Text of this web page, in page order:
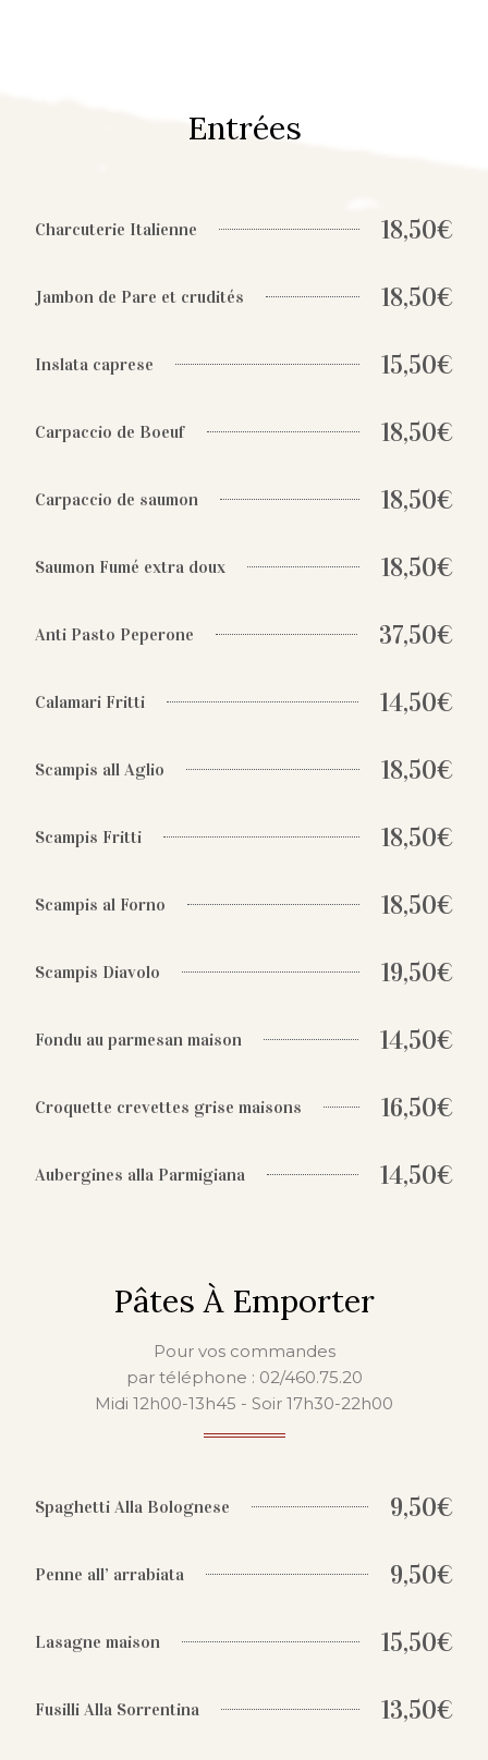
Entrées
Charcuterie Italienne 18,50€
Jambon de Pare et crudités 18,50€
Inslata caprese 15,50€
Carpaccio de Boeuf 18,50€
Carpaccio de saumon 18,50€
Saumon Fumé extra doux 18,50€
Anti Pasto Peperone 37,50€
Calamari Fritti 14,50€
Scampis all Aglio 18,50€
Scampis Fritti 18,50€
Scampis al Forno 18,50€
Scampis Diavolo 19,50€
Fondu au parmesan maison 14,50€
Croquette crevettes grise maisons 16,50€
Aubergines alla Parmigiana 14,50€
Pâtes À Emporter
Pour vos commandes
par téléphone : 02/460.75.20
Midi 12h00-13h45 - Soir 17h30-22h00
Spaghetti Alla Bolognese 9,50€
Penne all’ arrabiata 9,50€
Lasagne maison 15,50€
Fusilli Alla Sorrentina 13,50€